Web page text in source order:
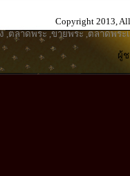
Copyright 2013,
,ตลาดพระ ,ขายพระ ,ตลาดพระ
ผู้